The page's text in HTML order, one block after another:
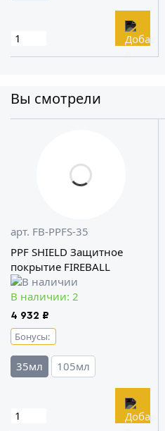
Вы смотрели
арт. FB-PPFS-35
PPF SHIELD Защитное
покрытие FIREBALL
В наличии: 2
4 932 ₽
Бонусы:
35мл 105мл